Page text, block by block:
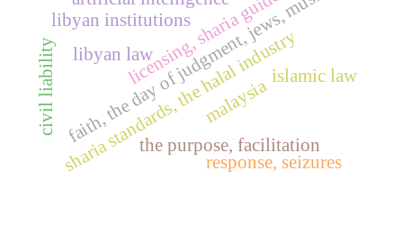
faith, the day of judgment, jews, muslims
malaysia
sharia standards, the halal industry
licensing, sharia guidelines
libyan institutions
the purpose, facilitation
islamic law
civil liability
response, seizures
libyan law